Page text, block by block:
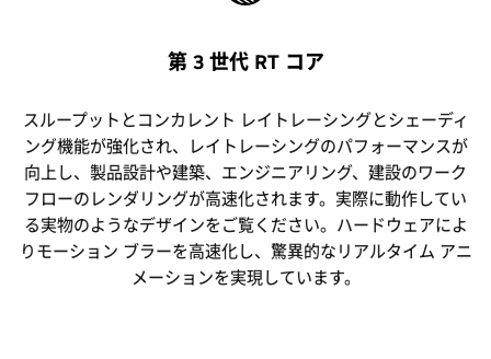
第 3 世代 RT コア
スループットとコンカレント レイトレーシングとシェーディ
ング機能が強化され、レイトレーシングのパフォーマンスが
向上し、製品設計や建築、エンジニアリング、建設のワーク
フローのレンダリングが高速化されます。実際に動作してい
る実物のようなデザインをご覧ください。ハードウェアによ
りモーション ブラーを高速化し、驚異的なリアルタイム アニ
メーションを実現しています。